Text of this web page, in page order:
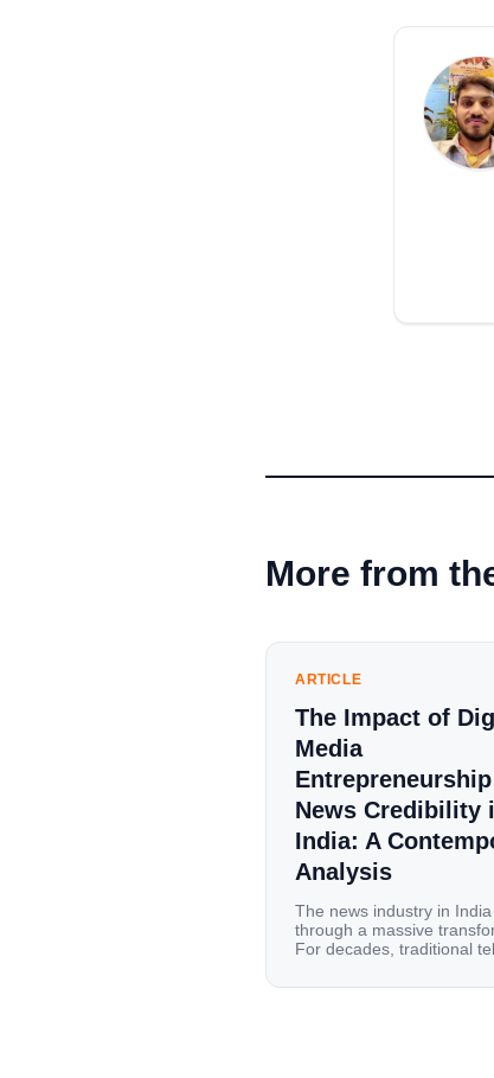
More from
ARTICLE
The Impact of
Media
News Credibility
India: A
Analysis
The news industry in
through a massive
For decades, traditional
were the main sources of